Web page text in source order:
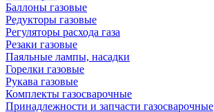
Баллоны газовые
Редукторы газовые
Регуляторы расхода газа
Резаки газовые
Паяльные лампы, насадки
Горелки газовые
Рукава газовые
Комплекты газосварочные
Принадлежности и запчасти газосварочные